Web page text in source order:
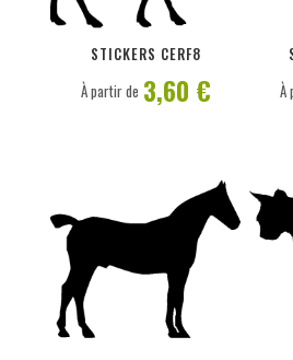
STICKERS CERF8
PERSONNALISER
À partir de 3,60 € À